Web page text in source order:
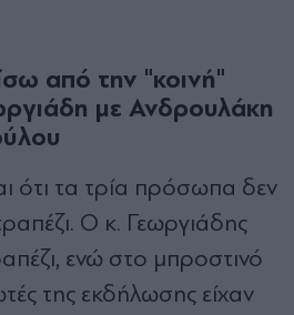
από την "κοινή"
με Ανδρουλάκη
ότι τα τρία πρόσωπα δεν
Ο κ. Γεωργιάδης
ενώ στο μπροστινό
της εκδήλωσης είχαν